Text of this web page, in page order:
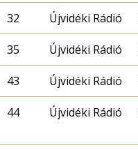
32 Újvidéki Rádió
35 Újvidéki Rádió
43 Újvidéki Rádió
44 Újvidéki Rádió